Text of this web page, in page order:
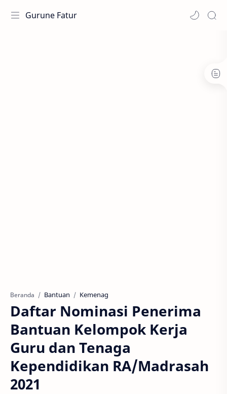
Gurune Fatur
Beranda Bantuan Kemenag
Daftar Nominasi Penerima
Bantuan Kelompok Kerja
Guru dan Tenaga
Kependidikan RA/Madrasah
2021